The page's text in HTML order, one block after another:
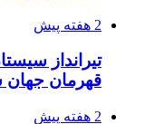
2 هفته پیش
تیرانداز
قهرمان
2 هفته پیش